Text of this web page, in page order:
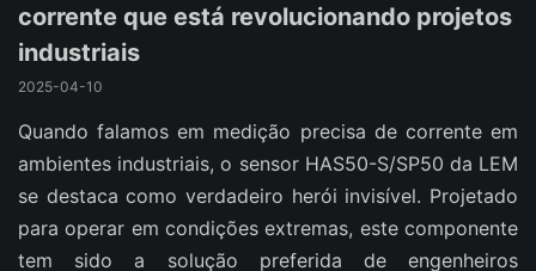
corrente que está revolucionando projetos
industriais
2025-04-10
Quando falamos em medição precisa de corrente em
ambientes industriais, o sensor HAS50-S/SP50 da LEM
se destaca como verdadeiro herói invisível. Projetado
para operar em condições extremas, este componente
tem sido a solução preferida de engenheiros